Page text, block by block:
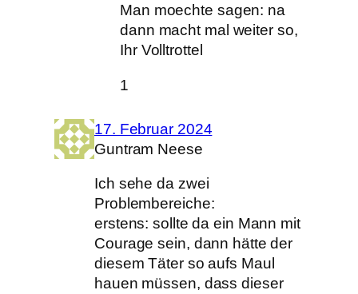
Man moechte sagen: na
dann macht mal weiter so,
Ihr Volltrottel
1
17. Februar 2024
Guntram Neese
Ich sehe da zwei
Problembereiche:
erstens: sollte da ein Mann mit
Courage sein, dann hätte der
diesem Täter so aufs Maul
hauen müssen, dass dieser